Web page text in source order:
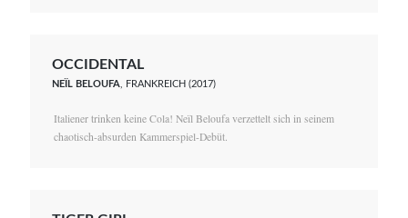
OCCIDENTAL
NEÏL BELOUFA , FRANKREICH (2017)
Italiener trinken keine Cola! Neïl Beloufa verzettelt sich in seinem
chaotisch-absurden Kammerspiel-Debüt.